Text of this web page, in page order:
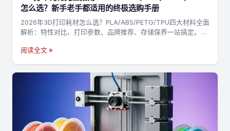
怎么选？新手老手都适用的终极选购手册
2026年3D打印耗材怎么选？PLA/ABS/PETG/TPU四大材料全面
解析：特性对比、打印参数、品牌推荐、存储保养一站搞定。附
阅读全文 »